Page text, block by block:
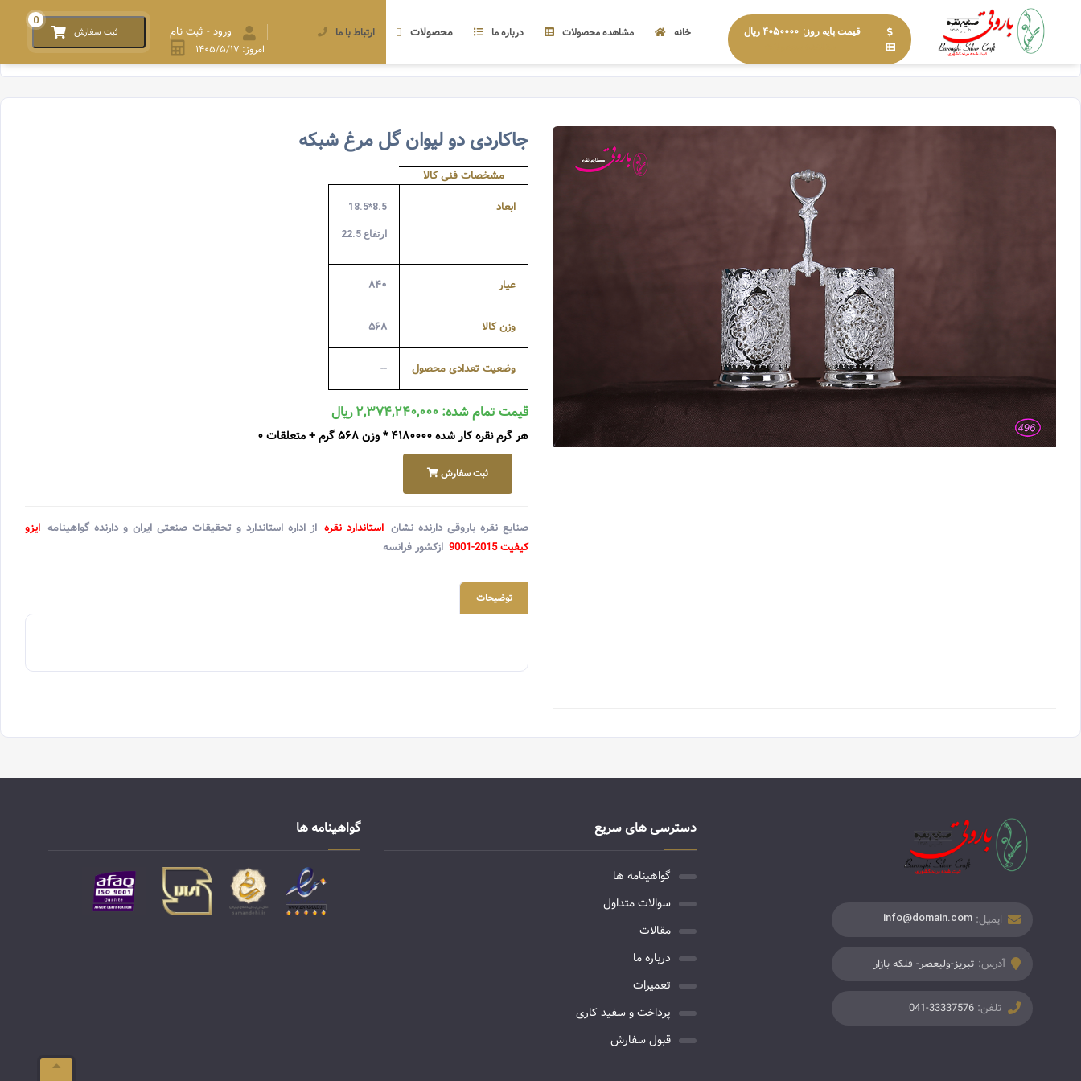
قیمت پایه روز: ۴۰۵۰۰۰۰ ریال
خانه مشاهده محصولات درباره ما محصولات ارتباط با ما ثبت سفارش
0
ورود - ثبت نام
امروز: ۱۴۰۵/۵/۱۷
جاکاردی دو لیوان گل مرغ شبکه
مشخصات فنی کالا
ابعاد
8.5*18.5
ارتفاع 22.5
عیار ۸۴۰
وزن کالا ۵۶۸
وضعیت تعدادی محصول --
قیمت تمام شده: ۲,۳۷۴,۲۴۰,۰۰۰ ریال
هر گرم نقره کار شده ۴۱۸۰۰۰۰ * وزن ۵۶۸ گرم + متعلقات ۰
ثبت سفارش
صنایع نقره باروقی دارنده نشان استاندارد نقره از اداره استاندارد و تحقیقات صنعتی ایران و دارنده گواهینامه ایزو
کیفیت 2015-9001
ازکشور فرانسه
توضیحات
ایمیل: info@domain.com
آدرس: تبریز-ولیعصر- فلکه بازار
تلفن: 041-33337576
دسترسی های سریع
گواهینامه ها
سوالات متداول
مقالات
درباره ما
تعمیرات
پرداخت و سفید کاری
قبول سفارش
گواهینامه ها